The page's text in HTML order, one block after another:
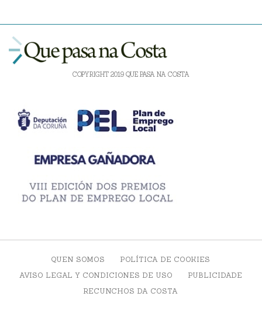
COPYRIGHT 2019 QUE PASA NA COSTA
QUEN SOMOS
POLÍTICA DE COOKIES
AVISO LEGAL Y CONDICIONES DE USO
PUBLICIDADE
RECUNCHOS DA COSTA